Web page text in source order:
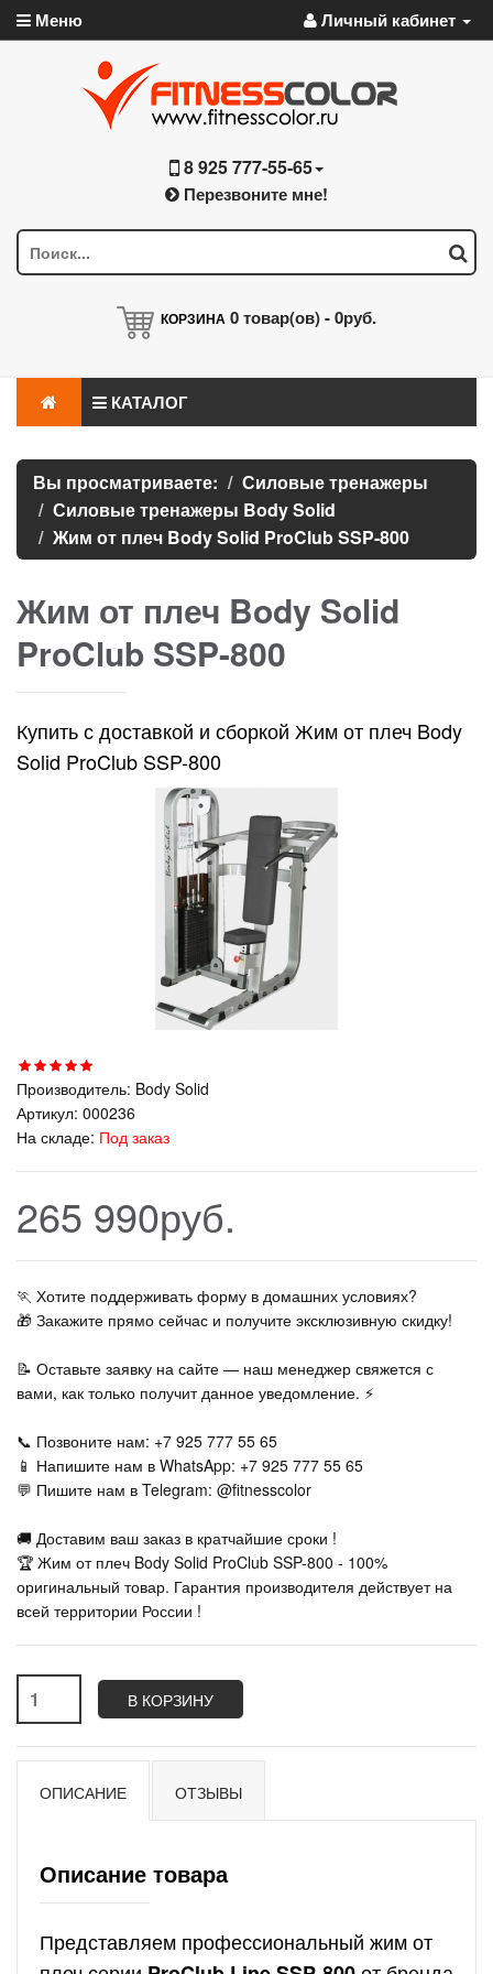
Меню Личный кабинет
8 925 777-55-65
Перезвоните мне!
КОРЗИНА 0товар(ов) -0руб.
КАТАЛОГ
Вы просматриваете:
Силовые тренажеры
Силовые тренажеры Body Solid
Жим от плеч Body Solid ProClub SSP-800
Жим от плеч Body Solid
ProClub SSP-800
Купить с доставкой и сборкой Жим от плеч Body
Solid ProClub SSP-800
Производитель: Body Solid
Артикул: 000236
На складе: Под заказ
265 990руб.
🏃‍ Хотите поддерживать форму в домашних условиях?
🎁 Закажите прямо сейчас и получите эксклюзивную скидку!
📝 Оставьте заявку на сайте — наш менеджер свяжется с
вами, как только получит данное уведомление. ⚡
📞 Позвоните нам: +7 925 777 55 65
📱 Напишите нам в WhatsApp: +7 925 777 55 65
💬 Пишите нам в Telegram: @fitnesscolor
🚚 Доставим ваш заказ в кратчайшие сроки !
🏆 Жим от плеч Body Solid ProClub SSP-800 - 100%
оригинальный товар. Гарантия производителя действует на
всей территории России !
В КОРЗИНУ
ОПИСАНИЕ ОТЗЫВЫ
Описание товара
Представляем профессиональный жим от